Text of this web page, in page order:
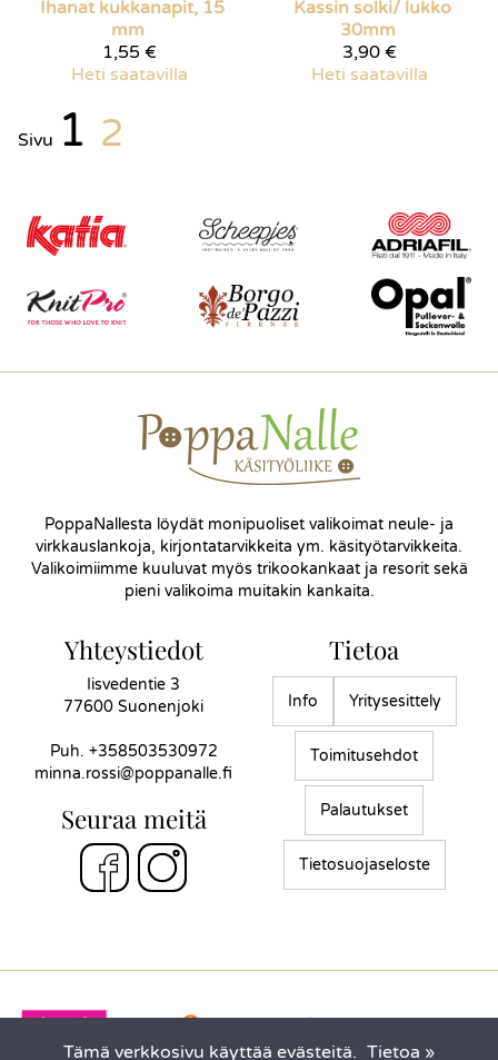
Ihanat kukkanapit, 15
mm
1,55 €
Heti saatavilla
Kassin solki/ lukko
30mm
3,90 €
Heti saatavilla
Sivu 1 2
PoppaNallesta löydät monipuoliset valikoimat neule- ja
virkkauslankoja, kirjontatarvikkeita ym. käsityötarvikkeita.
Valikoimiimme kuuluvat myös trikookankaat ja resorit sekä
pieni valikoima muitakin kankaita.
Yhteystiedot
Iisvedentie 3
77600 Suonenjoki
Puh. +358503530972
minna.rossi@poppanalle.fi
Seuraa meitä
Tietoa
Info Yritysesittely
Toimitusehdot
Palautukset
Tietosuojaseloste
Tämä verkkosivu käyttää evästeitä. Tietoa »